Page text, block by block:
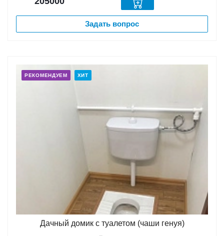
Задать вопрос
РЕКОМЕНДУЕМ ХИТ
Дачный домик с туалетом (чаши генуя)